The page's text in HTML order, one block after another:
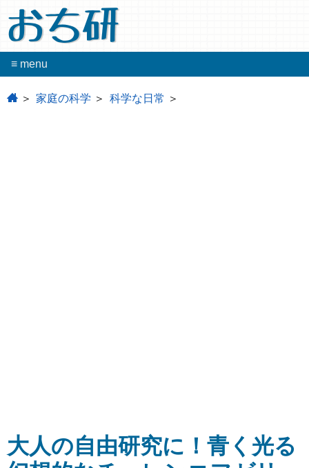
おち研
≡ menu
home 家庭の科学 科学な日常
大人の自由研究に！青く光る